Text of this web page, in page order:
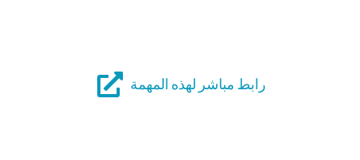
رابط مباشر لهذه المهمة